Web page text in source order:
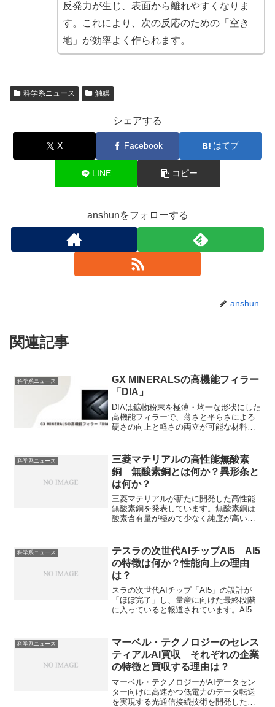
反発力が生じ、表面から離れやすくなりま
す。これにより、次の反応のための「空き
地」が効率よく作られます。
科学系ニュース 触媒
シェアする
X Facebook はてブ
LINE コピー
anshunをフォローする
anshun
関連記事
科学系ニュース
GX MINERALSの高機能フィラー
「DIA」
DIAは鉱物粉末を極薄・均一な形状にした
高機能フィラーで、薄さと平らさによる
硬さの向上と軽さの両立が可能な材料で
科学系ニュース
三菱マテリアルの高性能無酸素
銅 無酸素銅とは何か？異形条と
は何か？
三菱マテリアルが新たに開発した高性能
無酸素銅を発表しています。無酸素銅は
酸素含有量が極めて少なく純度が高い純
点を持っています。水素脆性が起きる理
由や異形条とは何かを知ることができま
す。
科学系ニュース
テスラの次世代AIチップAI5 AI5
の特徴は何か？性能向上の理由
は？
スラの次世代AIチップ「AI5」の設計が
「ほぼ完了」し、量産に向けた最終段階
に入っていると報道されています。AI5チ
科学系ニュース
マーベル・テクノロジーのセレス
ティアルAI買収 それぞれの企業
の特徴と買収する理由は？
マーベル・テクノロジーがAIデータセン
ター向けに高速かつ低電力のデータ転送
を実現する光通信接続技術を開発した米